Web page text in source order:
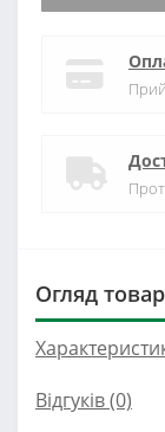
Огляд
Відгуків (0)